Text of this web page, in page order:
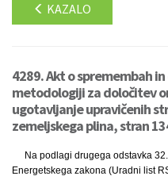
KAZALO
4289. Akt o spremembah
metodologiji za določitev
ugotavljanje upravičenih
zemeljskega plina, stran
Na podlagi drugega odstavka
Energetskega zakona (Uradni list